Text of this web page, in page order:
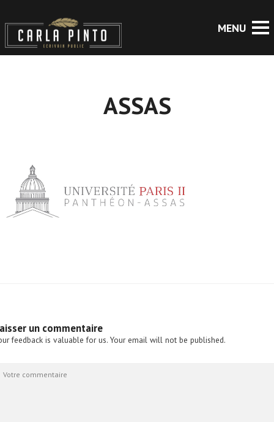
ASSAS
un commentaire
feedback is valuable for us. Your email will not be published.